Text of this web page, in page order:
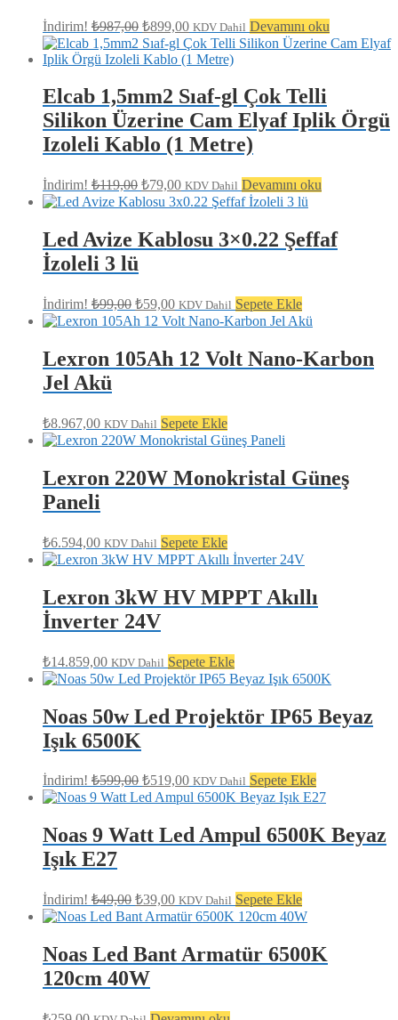
İndirim! ₺987,00 Orijinal
fiyat:
₺987,00.
₺899,00Şu
andaki
fiyat:
KDV Dahil Devamını oku
Elcab 1,5mm2 Sıaf-gl Çok Telli
Silikon Üzerine Cam Elyaf Iplik Örgü
Izoleli Kablo (1 Metre)
İndirim! ₺119,00 Orijinal
fiyat:
₺79,00Şu
andaki
fiyat:
₺79,00.
KDV Dahil Devamını oku
Led Avize Kablosu 3×0.22 Şeffaf
İzoleli 3 lü
İndirim! ₺99,00 Orijinal
fiyat:
₺59,00Şu
andaki
fiyat:
₺59,00.
KDV Dahil Sepete Ekle
Lexron 105Ah 12 Volt Nano-Karbon
Jel Akü
₺8.967,00 KDV Dahil Sepete Ekle
Lexron 220W Monokristal Güneş
Paneli
₺6.594,00 KDV Dahil Sepete Ekle
Lexron 3kW HV MPPT Akıllı
İnverter 24V
₺14.859,00 KDV Dahil Sepete Ekle
Noas 50w Led Projektör IP65 Beyaz
Işık 6500K
İndirim! ₺599,00 Orijinal
fiyat:
₺519,00Şu
andaki
fiyat:
₺519,00.
KDV Dahil Sepete Ekle
Noas 9 Watt Led Ampul 6500K Beyaz
Işık E27
İndirim! ₺49,00 Orijinal
fiyat:
₺39,00Şu
andaki
fiyat:
₺39,00.
KDV Dahil Sepete Ekle
Noas Led Bant Armatür 6500K
120cm 40W